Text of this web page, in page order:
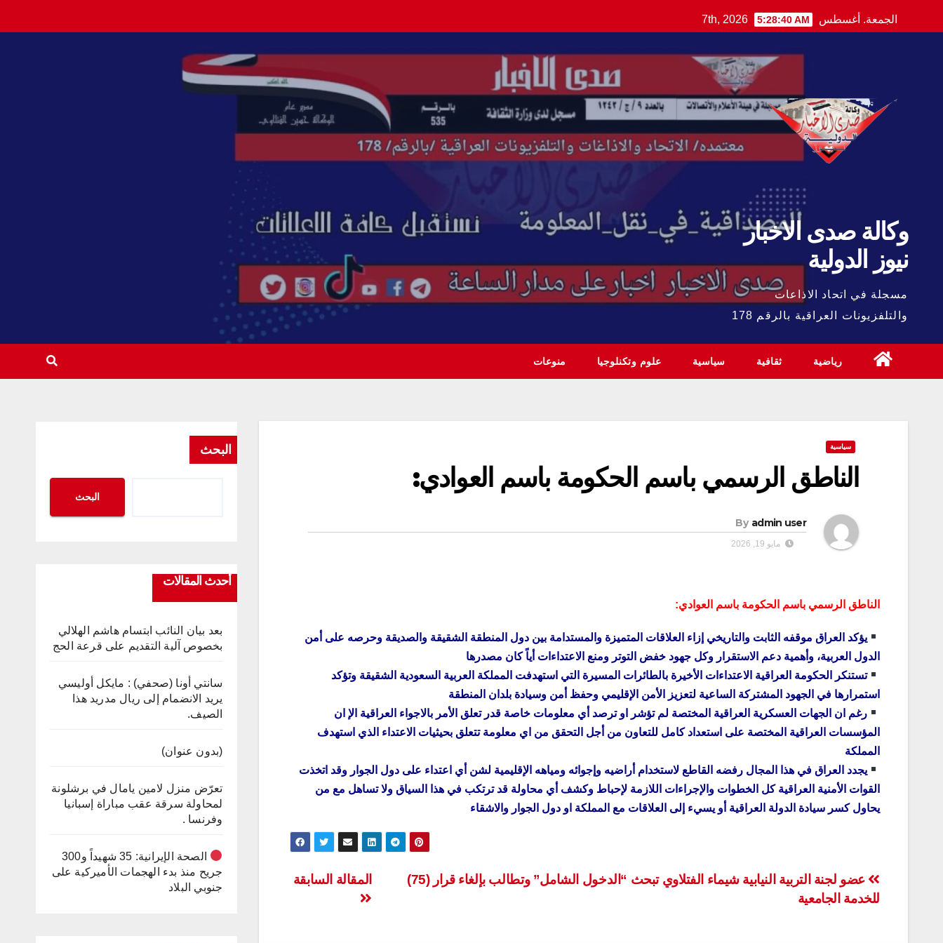
to
الجمعة. أغسطس 7th, 2026 5:28:41 AM
وكالة صدى الاخبار
نيوز الدولية
مسجلة في اتحاد الاذاعات
والتلفزيونات العراقية بالرقم 178
رياضية ثقافية سياسية علوم وتكنلوجيا منوعات
سياسية
الناطق الرسمي باسم الحكومة باسم العوادي:
By admin user
مايو 19, 2026
الناطق الرسمي باسم الحكومة باسم العوادي:
يؤكد العراق موقفه الثابت والتاريخي إزاء العلاقات المتميزة والمستدامة بين دول المنطقة الشقيقة والصديقة وحرصه على أمن
الدول العربية، وأهمية دعم الاستقرار وكل جهود خفض التوتر ومنع الاعتداءات أياً كان مصدرها
تستنكر الحكومة العراقية الاعتداءات الأخيرة بالطائرات المسيرة التي استهدفت المملكة العربية السعودية الشقيقة وتؤكد
استمرارها في الجهود المشتركة الساعية لتعزيز الأمن الإقليمي وحفظ أمن وسيادة بلدان المنطقة
رغم ان الجهات العسكرية العراقية المختصة لم تؤشر او ترصد أي معلومات خاصة قدر تعلق الأمر بالاجواء العراقية الإ ان
المؤسسات العراقية المختصة على استعداد كامل للتعاون من أجل التحقق من اي معلومة تتعلق بحيثيات الاعتداء الذي استهدف
المملكة
يجدد العراق في هذا المجال رفضه القاطع لاستخدام أراضيه وإجوائه ومياهه الإقليمية لشن أي اعتداء على دول الجوار وقد اتخذت
القوات الأمنية العراقية كل الخطوات والإجراءات اللازمة لإحباط وكشف أي محاولة قد ترتكب في هذا السياق ولا تساهل مع من
يحاول كسر سيادة الدولة العراقية أو يسيء إلى العلاقات مع المملكة او دول الجوار والاشقاء
تصفّح
المقالات
المقالة السابقة
عضو لجنة التربية النيابية شيماء الفتلاوي تبحث “الدخول الشامل” وتطالب بإلغاء قرار (75)
للخدمة الجامعية
البحث
البحث
أحدث المقالات
بعد بيان النائب ابتسام هاشم الهلالي
بخصوص آلية التقديم على قرعة الحج
سانتي أونا (صحفي) : مايكل أوليسي
يريد الانضمام إلى ريال مدريد هذا
الصيف.
(بدون عنوان)
تعرّض منزل لامين يامال في برشلونة
لمحاولة سرقة عقب مباراة إسبانيا
وفرنسا .
الصحة الإيرانية: 35 شهيداً و300
جريح منذ بدء الهجمات الأميركية على
جنوبي البلاد